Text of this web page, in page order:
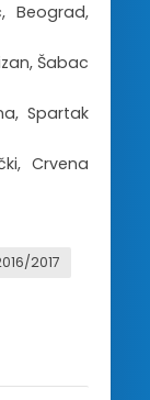
Beograd,
Šabac
Spartak
Crvena
2017